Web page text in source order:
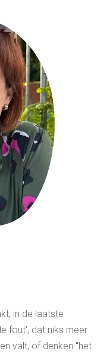
in de laatste
fout', dat niks meer
valt, of denken "het